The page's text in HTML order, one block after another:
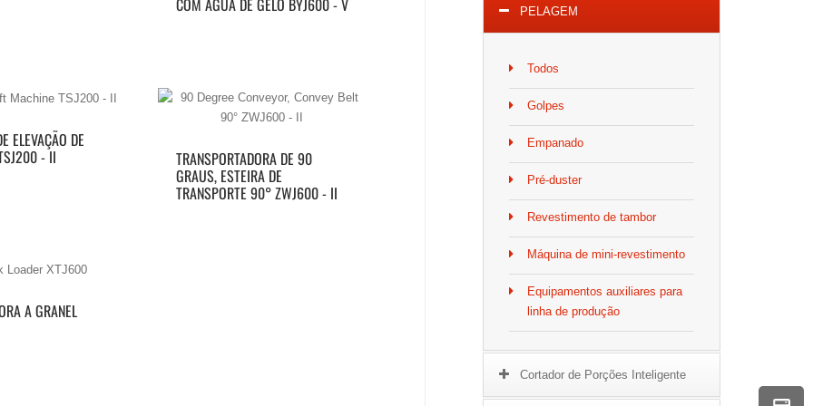
COM ÁGUA DE GELO BYJ600 - V
ELEVAÇÃO DE
- II TRANSPORTADORA DE 90
GRAUS, ESTEIRA DE
TRANSPORTE 90° ZWJ600 - II
A GRANEL
PELAGEM
Todos
Golpes
Empanado
Pré-duster
Revestimento de tambor
Máquina de mini-revestimento
Equipamentos auxiliares para
linha de produção
Cortador de Porções Inteligente